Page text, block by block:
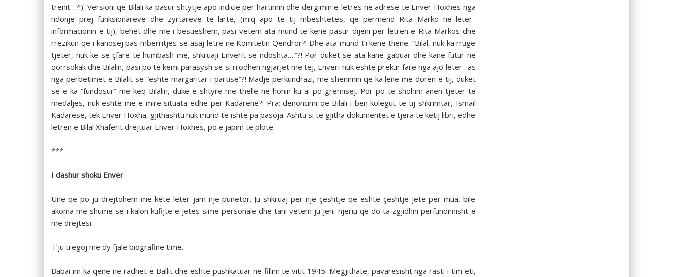
trenit…?!). Versioni që Bilali ka pasur shtytje apo indicie për hartimin dhe dërgimin e letrës në adresë të Enver Hoxhës nga
ndonjë prej funksionarëve dhe zyrtarëve të lartë, (miq apo të tij mbështetës, që përmend Rita Marko në letër-
informacionin e tij), bëhet dhe më i besueshëm, pasi vetëm ata mund të kenë pasur dijeni për letrën e Rita Markos dhe
rrezikun që i kanosej pas mbërritjes së asaj letre në Komitetin Qendror?! Dhe ata mund t’i kenë thënë: “Bilal, nuk ka rrugë
tjetër, nuk ke se çfarë të humbash më, shkruaji Enverit se ndoshta….”?! Por duket se ata kanë gabuar dhe kanë futur në
qorrsokak dhe Bilalin, pasi po të kemi parasysh se si rrodhën ngjarjet më tej, Enveri nuk është prekur fare nga ajo letër…as
nga përbetimet e Bilalit se “është margaritar i partisë”?! Madje përkundrazi, me shënimin që ka lënë me dorën e tij, duket
se e ka “fundosur” më keq Bilalin, duke e shtyrë me thellë në honin ku ai po gremisej. Por po të shohim anën tjetër të
medaljes, nuk është me e mirë situata edhe për Kadarenë?! Pra; denoncimi që Bilali i bën kolegut të tij shkrimtar, Ismail
Kadaresë, tek Enver Hoxha, gjithashtu nuk mund të ishte pa pasoja. Ashtu si të gjitha dokumentet e tjera të këtij libri, edhe
letrën e Bilal Xhaferit drejtuar Enver Hoxhës, po e japim të plotë.
***
I dashur shoku Enver
Unë që po ju drejtohem me ketë letër jam një punëtor. Ju shkruaj për një çështje që është çështje jete për mua, bile
akoma më shumë se i kalon kufijtë e jetës sime personale dhe tani vetëm ju jeni njeriu që do ta zgjidhni përfundimisht e
me drejtësi.
T’ju tregoj me dy fjalë biografinë time.
Babai im ka qenë në radhët e Ballit dhe është pushkatuar ne fillim të vitit 1945. Megjithatë, pavarësisht nga rasti i tim eti,